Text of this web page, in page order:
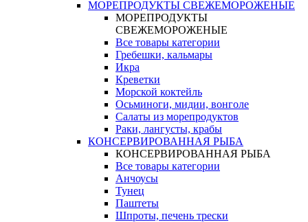
МОРЕПРОДУКТЫ СВЕЖЕМОРОЖЕНЫЕ
МОРЕПРОДУКТЫ
СВЕЖЕМОРОЖЕНЫЕ
Все товары категории
Гребешки, кальмары
Икра
Креветки
Морской коктейль
Осьминоги, мидии, вонголе
Салаты из морепродуктов
Раки, лангусты, крабы
КОНСЕРВИРОВАННАЯ РЫБА
КОНСЕРВИРОВАННАЯ РЫБА
Все товары категории
Анчоусы
Тунец
Паштеты
Шпроты, печень трески